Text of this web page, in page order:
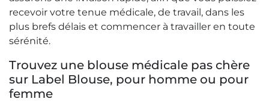
recevoir votre tenue médicale, de travail, dans les
plus brefs délais et commencer à travailler en toute
sérénité.
Trouvez une blouse médicale pas chère
sur Label Blouse, pour homme ou pour
femme